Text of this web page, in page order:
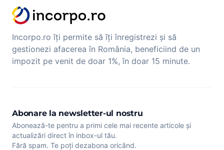
Incorpo.ro îți permite să îți înregistrezi și să
gestionezi afacerea în România, beneficiind de un
impozit pe venit de doar 1%, în doar 15 minute.
Abonare la newsletter-ul nostru
Abonează-te pentru a primi cele mai recente articole și
actualizări direct în inbox-ul tău.
Fără spam. Te poți dezabona oricând.